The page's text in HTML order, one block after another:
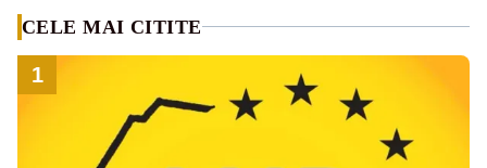
CELE MAI CITITE
1